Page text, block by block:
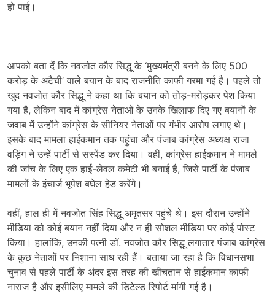
हो पाई।
आपको बता दें कि नवजोत कौर सिद्धू के ‘मुख्यमंत्री बनने के लिए 500
करोड़ के अटैची’ वाले बयान के बाद राजनीति काफी गरमा गई है। पहले तो
खुद नवजोत कौर सिद्धू ने कहा था कि बयान को तोड़-मरोड़कर पेश किया
गया है, लेकिन बाद में कांग्रेस नेताओं के उनके खिलाफ दिए गए बयानों के
जवाब में उन्होंने कांग्रेस के सीनियर नेताओं पर गंभीर आरोप लगाए थे।
इसके बाद मामला हाईकमान तक पहुंचा और पंजाब कांग्रेस अध्यक्ष राजा
वड़िंग ने उन्हें पार्टी से सस्पेंड कर दिया। वहीं, कांग्रेस हाईकमान ने मामले
की जांच के लिए एक हाई-लेवल कमेटी भी बनाई है, जिसे पार्टी के पंजाब
मामलों के इंचार्ज भूपेश बघेल हेड करेंगे।
वहीं, हाल ही में नवजोत सिंह सिद्धू अमृतसर पहुंचे थे। इस दौरान उन्होंने
मीडिया को कोई बयान नहीं दिया और न ही सोशल मीडिया पर कोई पोस्ट
किया। हालांकि, उनकी पत्नी डॉ. नवजोत कौर सिद्धू लगातार पंजाब कांग्रेस
के कुछ नेताओं पर निशाना साध रही हैं। बताया जा रहा है कि विधानसभा
चुनाव से पहले पार्टी के अंदर इस तरह की खींचतान से हाईकमान काफी
नाराज है और इसीलिए मामले की डिटेल्ड रिपोर्ट मांगी गई है।